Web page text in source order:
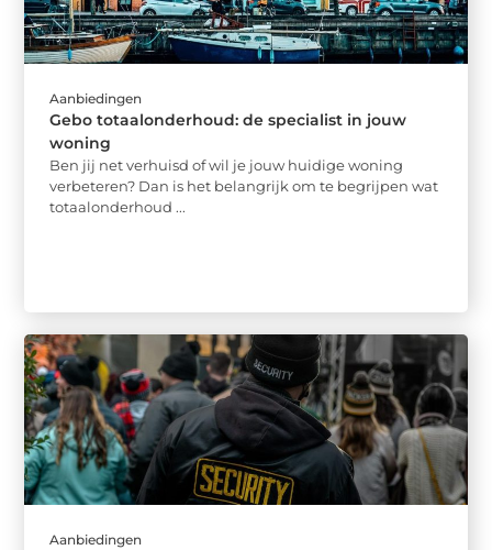
Aanbiedingen
Gebo totaalonderhoud: de specialist in jouw
woning
Ben jij net verhuisd of wil je jouw huidige woning
verbeteren? Dan is het belangrijk om te begrijpen wat
totaalonderhoud ...
Aanbiedingen